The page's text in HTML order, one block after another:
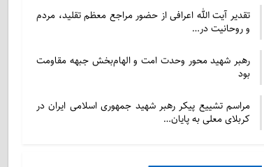
تقدیر آیت الله اعرافی از حضور مراجع معظم تقلید، مردم
و روحانیت در…
رهبر شهید محور وحدت امت و الهام‌بخش جبهه مقاومت
بود
مراسم تشییع پیکر رهبر شهید جمهوری اسلامی ایران در
کربلای معلی به پایان…